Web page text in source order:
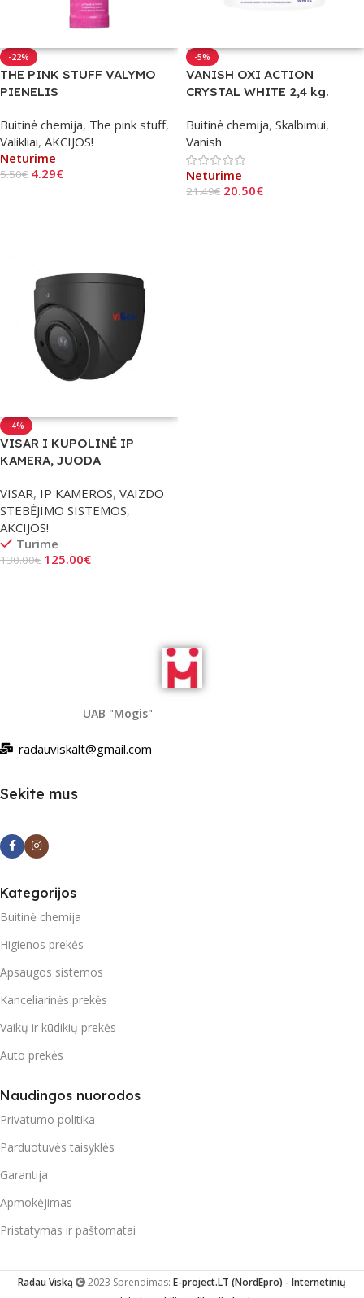
-22%
THE PINK STUFF VALYMO
PIENELIS
Buitinė chemija, The pink stuff,
Valikliai, AKCIJOS!
Neturime
5.50€ 4.29€
-5%
VANISH OXI ACTION
CRYSTAL WHITE 2,4 kg.
Buitinė chemija, Skalbimui,
Vanish
Neturime
21.49€ 20.50€
-4%
VISAR I KUPOLINĖ IP
KAMERA, JUODA
VISAR, IP KAMEROS, VAIZDO
STEBĖJIMO SISTEMOS,
AKCIJOS!
Turime
130.00€ 125.00€
UAB "Mogis"
radauviskalt@gmail.com
Sekite mus
Kategorijos
Buitinė chemija
Higienos prekės
Apsaugos sistemos
Kanceliarinės prekės
Vaikų ir kūdikių prekės
Auto prekės
Naudingos nuorodos
Privatumo politika
Parduotuvės taisyklės
Garantija
Apmokėjimas
Pristatymas ir paštomatai
Radau Viską 2023 Sprendimas: E-project.LT (NordEpro) - Internetinių